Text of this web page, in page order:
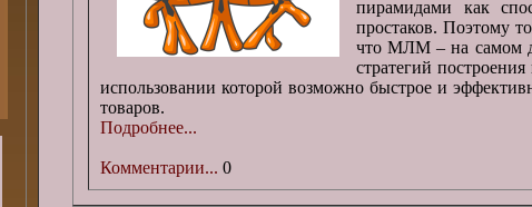
пирамидами как
простаков. Поэтому
что МЛМ – на самом
стратегий
использовании которой возможно быстрое и
товаров.
Подробнее...
Комментарии... 0